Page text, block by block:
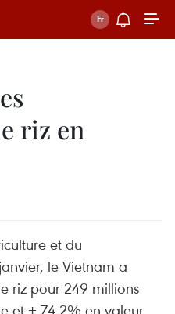
riz en
et du
le Vietnam a
riz pour 249 millions
et + 74,2% en valeur